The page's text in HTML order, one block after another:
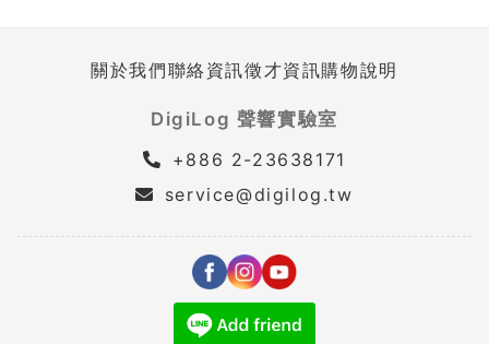
關於我們聯絡資訊徵才資訊購物說明
DigiLog 聲響實驗室
+886 2-23638171
service@digilog.tw